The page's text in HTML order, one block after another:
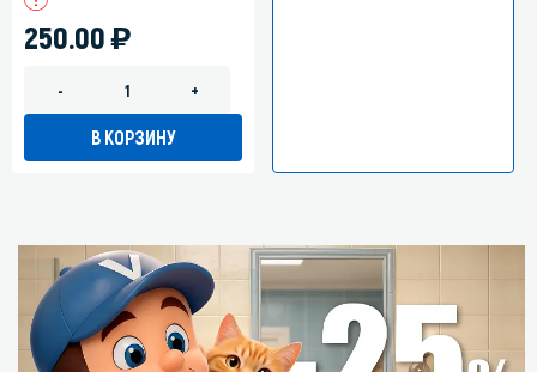
250.00)
- +
В КОРЗИНУ